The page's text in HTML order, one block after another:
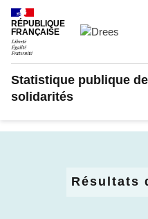
Aller
contenu
principal
RÉPUBLIQUE
FRANÇAISE
Statistique publique
solidarités
Résultats